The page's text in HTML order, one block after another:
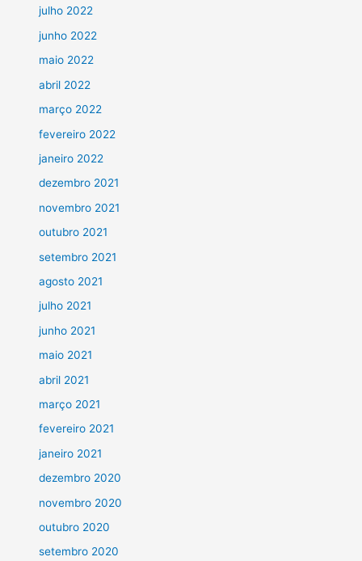
julho 2022
junho 2022
maio 2022
abril 2022
março 2022
fevereiro 2022
janeiro 2022
dezembro 2021
novembro 2021
outubro 2021
setembro 2021
agosto 2021
julho 2021
junho 2021
maio 2021
abril 2021
março 2021
fevereiro 2021
janeiro 2021
dezembro 2020
novembro 2020
outubro 2020
setembro 2020